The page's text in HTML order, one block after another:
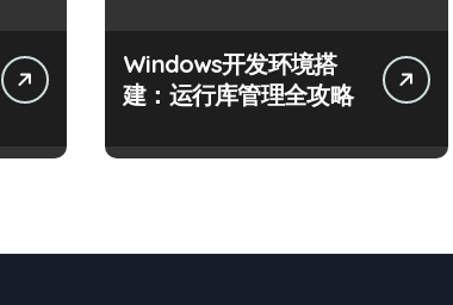
Windows开发环境搭
建：运行库管理全攻略